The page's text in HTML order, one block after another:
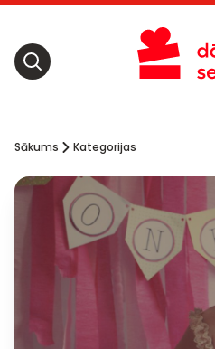
Sākums Kategorijas